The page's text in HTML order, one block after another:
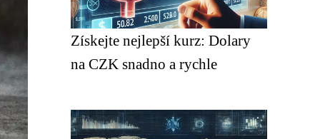
Získejte nejlepší kurz: Dolary
na CZK snadno a rychle